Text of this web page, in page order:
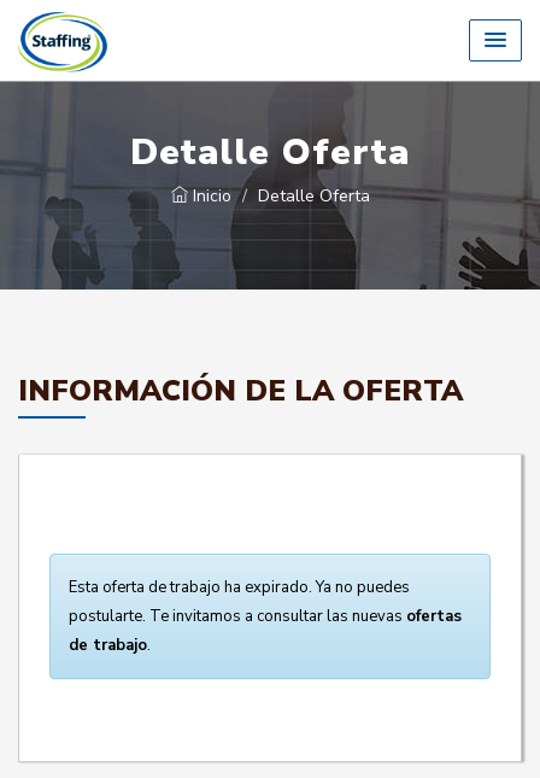
Detalle Oferta
Inicio Detalle Oferta
INFORMACIÓN DE LA OFERTA
Esta oferta de trabajo ha expirado. Ya no puedes
postularte. Te invitamos a consultar las nuevas ofertas
de trabajo.